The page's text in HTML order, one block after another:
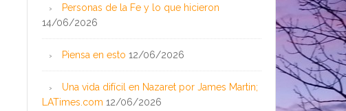
Personas de la Fe y lo que hicieron
14/06/2026
Piensa en esto 12/06/2026
Una vida difícil en Nazaret por James Martin;
LATimes.com 12/06/2026